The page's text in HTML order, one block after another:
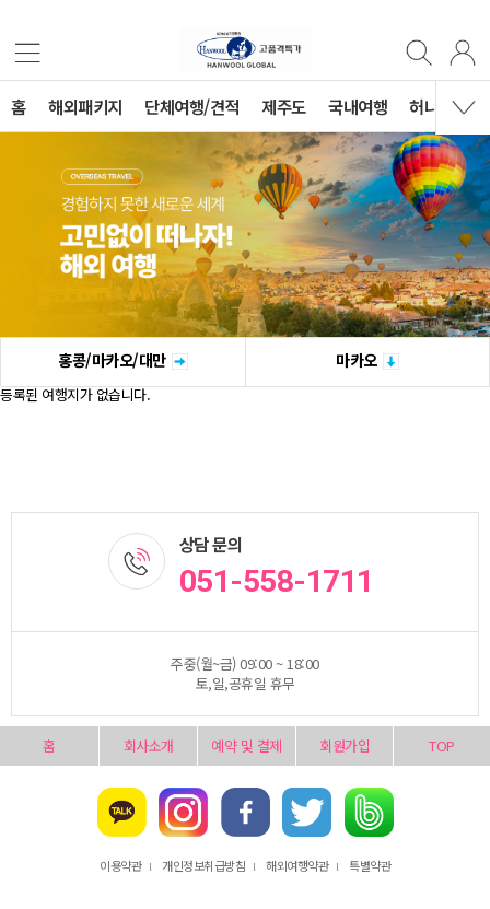
홈 해외패키지 단체여행/견적 제주도 국내여행 허니문
홍콩/마카오/대만 마카오
등록된 여행지가 없습니다.
상담 문의
051-558-1711
주중(월~금) 09:00 ~ 18:00
토,일,공휴일 휴무
홈 회사소개 예약 및 결제 회원가입 TOP
이용약관 l 개인정보취급방침 l 해외여행약관 l 특별약관